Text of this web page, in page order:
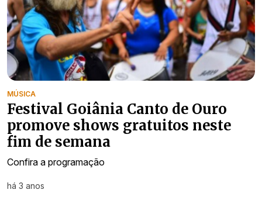
MÚSICA
Festival Goiânia Canto de Ouro
promove shows gratuitos neste
fim de semana
Confira a programação
há 3 anos